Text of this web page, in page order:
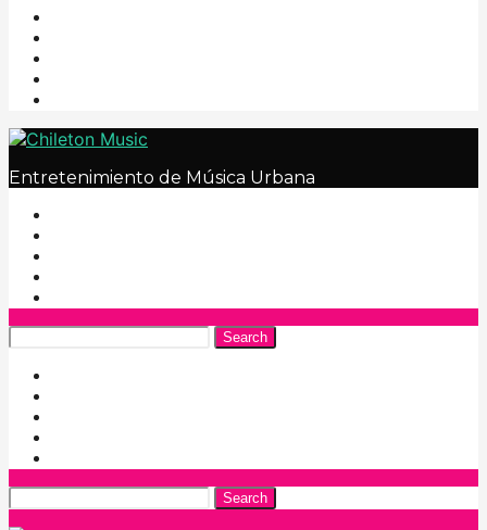
Entretenimiento de Música Urbana
Search
Search